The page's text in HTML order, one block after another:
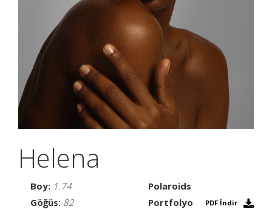
Helena
Boy: 1.74
Göğüs: 82
Polaroids
Portfolyo
PDF İndir